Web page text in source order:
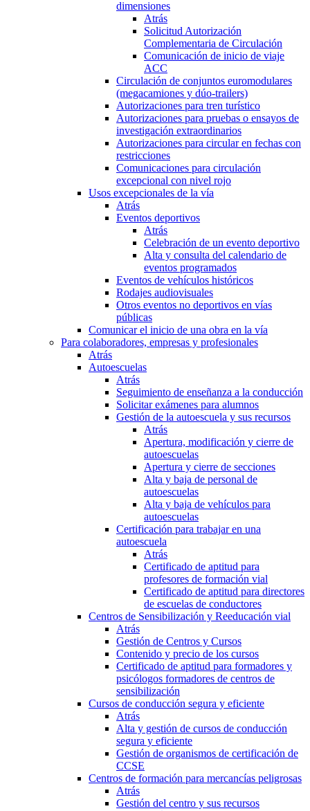
dimensiones
Atrás
Solicitud Autorización
Complementaria de Circulación
Comunicación de inicio de viaje
ACC
Circulación de conjuntos euromodulares
(megacamiones y dúo-trailers)
Autorizaciones para tren turístico
Autorizaciones para pruebas o ensayos de
investigación extraordinarios
Autorizaciones para circular en fechas con
restricciones
Comunicaciones para circulación
excepcional con nivel rojo
Usos excepcionales de la vía
Atrás
Eventos deportivos
Atrás
Celebración de un evento deportivo
Alta y consulta del calendario de
eventos programados
Eventos de vehículos históricos
Rodajes audiovisuales
Otros eventos no deportivos en vías
públicas
Comunicar el inicio de una obra en la vía
Para colaboradores, empresas y profesionales
Atrás
Autoescuelas
Atrás
Seguimiento de enseñanza a la conducción
Solicitar exámenes para alumnos
Gestión de la autoescuela y sus recursos
Atrás
Apertura, modificación y cierre de
autoescuelas
Apertura y cierre de secciones
Alta y baja de personal de
autoescuelas
Alta y baja de vehículos para
autoescuelas
Certificación para trabajar en una
autoescuela
Atrás
Certificado de aptitud para
profesores de formación vial
Certificado de aptitud para directores
de escuelas de conductores
Centros de Sensibilización y Reeducación vial
Atrás
Gestión de Centros y Cursos
Contenido y precio de los cursos
Certificado de aptitud para formadores y
psicólogos formadores de centros de
sensibilización
Cursos de conducción segura y eficiente
Atrás
Alta y gestión de cursos de conducción
segura y eficiente
Gestión de organismos de certificación de
CCSE
Centros de formación para mercancías peligrosas
Atrás
Gestión del centro y sus recursos